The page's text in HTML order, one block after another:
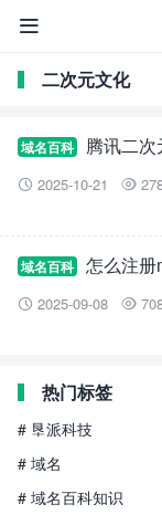

二次元文化
域名百科 腾讯二
 2025-10-21 
域名百科 怎么注册
 2025-09-08 
热门标签
# 垦派科技
# 域名
# 域名百科知识